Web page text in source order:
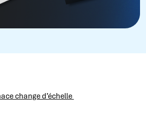
change d’échelle